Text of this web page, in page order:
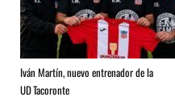
Iván Martín, nuevo entrenador de la
UD Tacoronte